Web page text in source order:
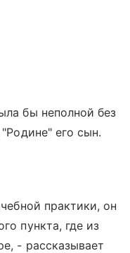
бы неполной без
его сын.
практики, он
пункта, где из
- рассказывает